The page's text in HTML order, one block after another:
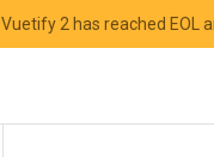
Vuetify 2 has reached EOL